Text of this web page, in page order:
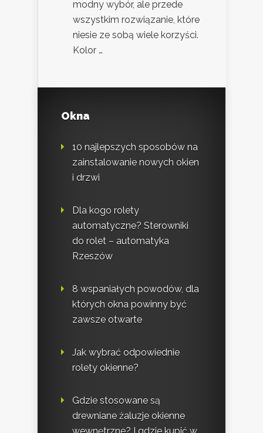
modny wybór, ale przede
wszystkim rozwiązanie, które
niesie ze sobą wiele korzyści.
Kolor …
Okna
10 najlepszych sposobów na
zainstalowanie nowych okien
i drzwi
Dla kogo rolety
automatyczne? Sterowniki
do rolet – automatyka
Rzeszów
8 wspaniałych powodów, dla
których okna powinny być
zawsze otwarte
Jak wybrać odpowiednie
rolety okienne?
Gdzie stosowane są
drewniane żaluzje okienne